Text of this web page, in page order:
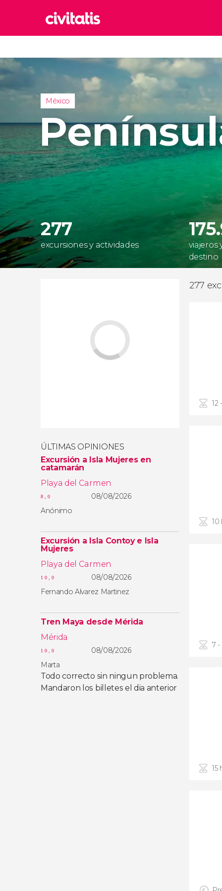
Italia
Reino
Reino
México
277
excursiones y actividades
viajeros
destino
ÚLTIMAS OPINIONES
Excursión a Isla Mujeres en
catamarán
Playa del Carmen
8,0
08/08/2026
Anónimo
Excursión a Isla Contoy e Isla
Mujeres
Playa del Carmen
10,0
08/08/2026
Fernando Alvarez Martinez
Tren Maya desde Mérida
Mérida
10,0
08/08/2026
Marta
Todo correcto sin ningun problema.
Mandaron los billetes el dia anterior
277
12
10
7 -
15